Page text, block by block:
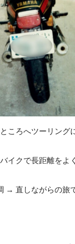
ころへツーリング
イクで長距離をよ
直しながらの旅